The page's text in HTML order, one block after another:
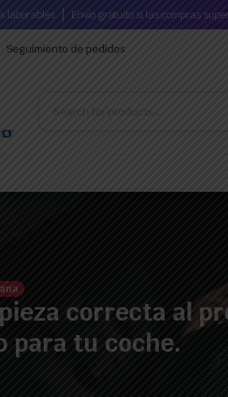
laborables Envío gratuito si las compras
Seguimiento de pedidos
correcta al
para tu coche.